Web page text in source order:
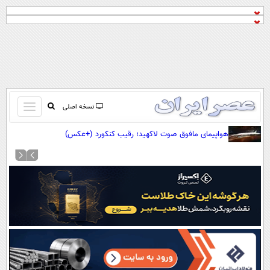
نسخه اصلی
باز
و
کردن
صفحه اول
آرشیو
نظرسنجی
آب و هوا
اوقات شرعی
سواد زندگی
هواپیمای مافوق صوت لاکهید؛ رقیب کنکورد (+عکس)